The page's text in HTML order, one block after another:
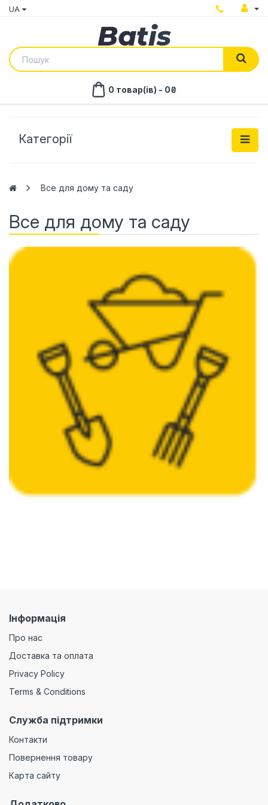
UA
0 товар(ів) - 0₴
Категорії
Все для дому та саду
Все для дому та саду
Інформація
Про нас
Доставка та оплата
Privacy Policy
Terms & Conditions
Служба підтримки
Контакти
Повернення товару
Карта сайту